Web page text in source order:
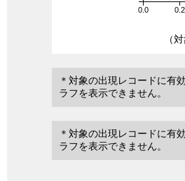
0.0 0.2
（
＊対象の出現レコードに有
ラフを表示できません。
＊対象の出現レコードに有
ラフを表示できません。